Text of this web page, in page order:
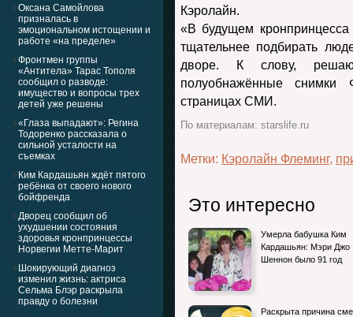
Оксана Самойлова
призналась в
эмоциональном истощении и
работе «на пределе»
Фронтмен группы
«Антитела» Тарас Тополя
сообщил о разводе:
имущество и вопросы трех
детей уже решены
«Глаза выпадают»: Регина
Тодоренко рассказала о
сильной усталости на
съемках
Ким Кардашьян ждёт пятого
ребёнка от своего нового
бойфренда
Дворец сообщил об
ухудшении состояния
здоровья кронпринцессы
Норвегии Метте-Марит
Шокирующий диагноз
изменил жизнь: актриса
Сельма Блэр раскрыла
правду о болезни
Кэролайн.
«В будущем кронпринцесса
тщательнее подбирать
дворе. К слову,
полуобнажённые
страницах СМИ.
По материалам: starslife.ru
Метки: Кэролайн Флеминг,
Это интересно
Умерла бабушка Ким
Кардашьян: Мэри Джо
Шеннон было 91 год
Раскрыта причина